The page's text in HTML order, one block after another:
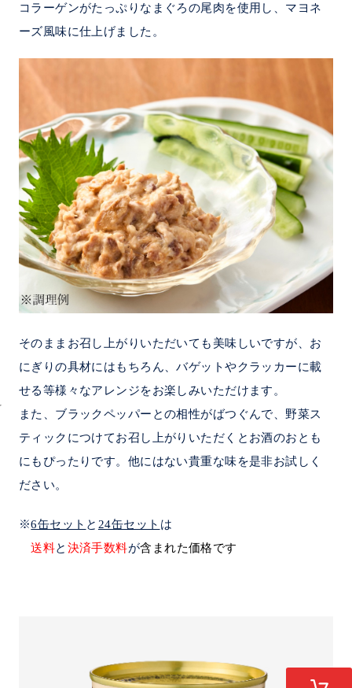
コラーゲンがたっぷりなまぐろの尾肉を使用し、マヨネ
ーズ風味に仕上げました。
そのままお召し上がりいただいても美味しいですが、お
にぎりの具材にはもちろん、バゲットやクラッカーに載
せる等様々なアレンジをお楽しみいただけます。
また、ブラックペッパーとの相性がばつぐんで、野菜ス
ティックにつけてお召し上がりいただくとお酒のおとも
にもぴったりです。他にはない貴重な味を是非お試しく
ださい。
※6缶セット と 24缶セット は
送料と 決済手数料が含まれた価格です